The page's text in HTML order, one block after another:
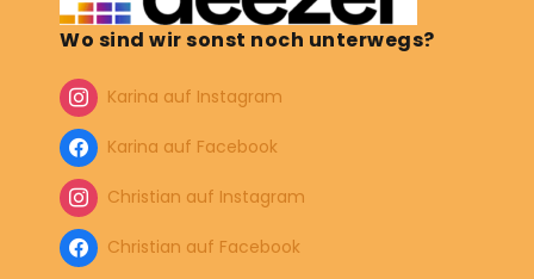
Wo sind wir sonst noch unterwegs?
Karina auf Instagram
Karina auf Facebook
Christian auf Instagram
Christian auf Facebook